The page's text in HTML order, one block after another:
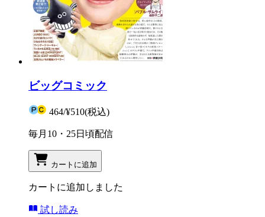
ビッグコミック
464/¥510(税込)
毎月10・25日頃配信
カートに追加
カートに追加しました
試し読み